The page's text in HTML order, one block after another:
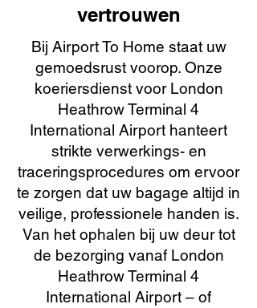
vertrouwen
Bij Airport To Home staat uw
gemoedsrust voorop. Onze
koeriersdienst voor London
Heathrow Terminal 4
International Airport hanteert
strikte verwerkings- en
traceringsprocedures om ervoor
te zorgen dat uw bagage altijd in
veilige, professionele handen is.
Van het ophalen bij uw deur tot
de bezorging vanaf London
Heathrow Terminal 4
International Airport – of